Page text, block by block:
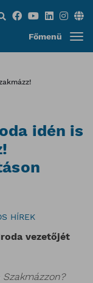
Főmenü
idén is
HÍREK
vezetőjét